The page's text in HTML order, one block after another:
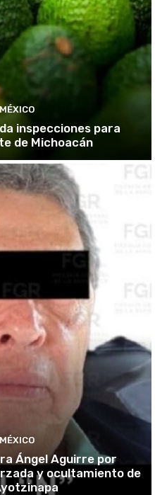
inspecciones para
de Michoacán
Ángel Aguirre por
y ocultamiento de